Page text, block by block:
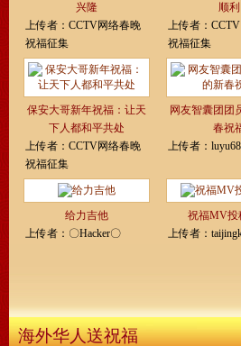
兴隆
上传者： CCTV网络春晚
祝福征集
顺利
上传者：
祝福征集
保安大哥新年祝福：让天
下人都和平共处
上传者： CCTV网络春晚
祝福征集
网友智囊团团
春祝
上传者：
给力吉他
上传者： 〇Hacker〇
祝福MV投
上传者：
海外华人送祝福